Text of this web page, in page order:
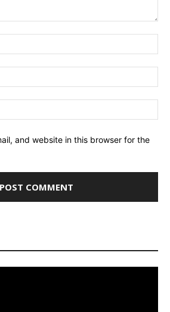
and website in this browser for the